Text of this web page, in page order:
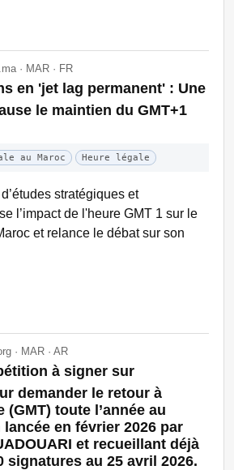
· MAR · FR
en 'jet lag permanent' : Une
le maintien du GMT+1
au Maroc Heure légale
stratégiques et
l’impact de l'heure GMT 1 sur le
et relance le débat sur son
· MAR · AR
à signer sur
demander le retour à
(GMT) toute l’année au
en février 2026 par
et recueillant déjà
signatures au 25 avril 2026.